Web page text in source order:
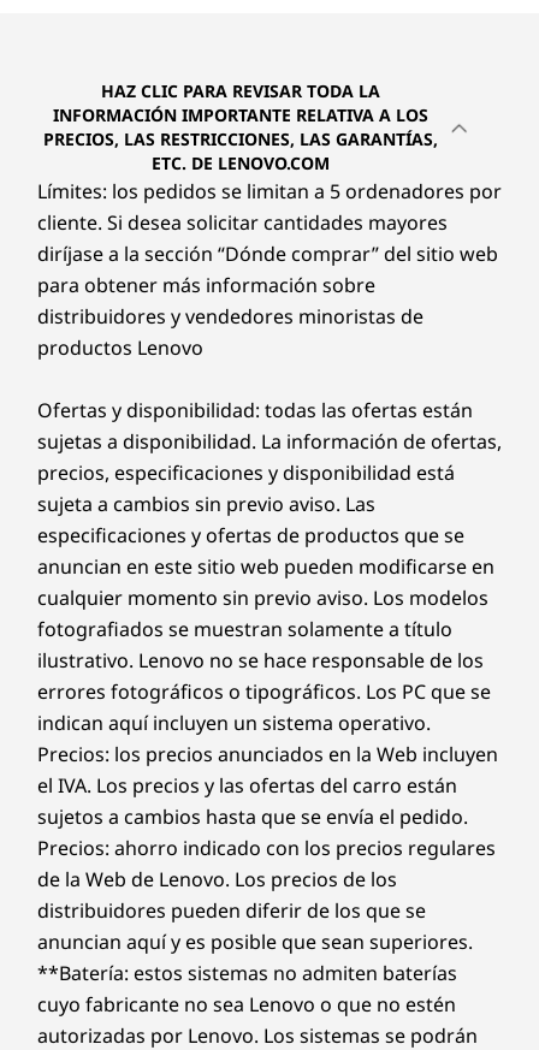
HAZ CLIC PARA REVISAR TODA LA
INFORMACIÓN IMPORTANTE RELATIVA A LOS
PRECIOS, LAS RESTRICCIONES, LAS GARANTÍAS,
ETC. DE LENOVO.COM
Límites: los pedidos se limitan a 5 ordenadores por
cliente. Si desea solicitar cantidades mayores
diríjase a la sección “Dónde comprar” del sitio web
para obtener más información sobre
distribuidores y vendedores minoristas de
productos Lenovo
Ofertas y disponibilidad: todas las ofertas están
sujetas a disponibilidad. La información de ofertas,
precios, especificaciones y disponibilidad está
sujeta a cambios sin previo aviso. Las
especificaciones y ofertas de productos que se
anuncian en este sitio web pueden modificarse en
cualquier momento sin previo aviso. Los modelos
fotografiados se muestran solamente a título
ilustrativo. Lenovo no se hace responsable de los
errores fotográficos o tipográficos. Los PC que se
indican aquí incluyen un sistema operativo.
Precios: los precios anunciados en la Web incluyen
el IVA. Los precios y las ofertas del carro están
sujetos a cambios hasta que se envía el pedido.
Precios: ahorro indicado con los precios regulares
de la Web de Lenovo. Los precios de los
distribuidores pueden diferir de los que se
anuncian aquí y es posible que sean superiores.
**Batería: estos sistemas no admiten baterías
cuyo fabricante no sea Lenovo o que no estén
autorizadas por Lenovo. Los sistemas se podrán